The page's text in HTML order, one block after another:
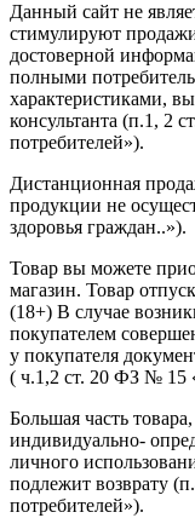
Данный сайт не
стимулируют
достоверной
полными
характеристиками,
консультанта (п.1, 2
потребителей»).
Дистанционная
продукции не
здоровья граждан..»).
Товар вы можете
магазин. Товар
(18+) В случае
покупателем
у покупателя
( ч.1,2 ст. 20 ФЗ № 15
Большая часть
индивидуально-
личного
подлежит возврату
потребителей»).